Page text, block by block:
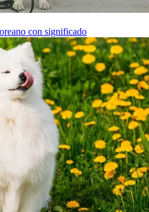
con significado